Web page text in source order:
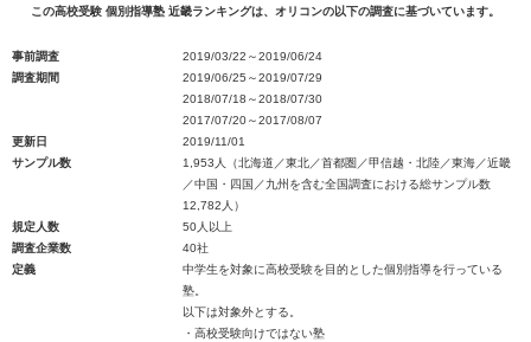
この高校受験 個別指導塾 近畿ランキングは、オリコンの以下の調査に基づいています。
事前調査
2019/03/22～2019/06/24
調査期間
2019/06/25～2019/07/29
2018/07/18～2018/07/30
2017/07/20～2017/08/07
更新日
2019/11/01
サンプル数
1,953人（北海道／東北／首都圏／甲信越・北陸／東海／近畿
／中国・四国／九州を含む全国調査における総サンプル数
12,782人）
規定人数
50人以上
調査企業数
40社
定義
中学生を対象に高校受験を目的とした個別指導を行っている
塾。
以下は対象外とする。
・高校受験向けではない塾